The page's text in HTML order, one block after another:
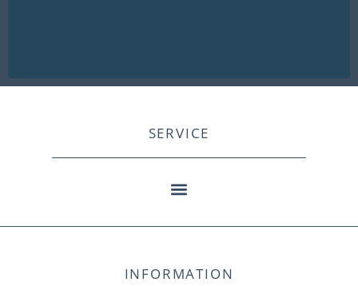
SERVICE
INFORMATION